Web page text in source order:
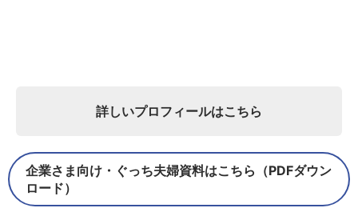
詳しいプロフィールはこちら
企業さま向け・ぐっち夫婦資料はこちら（PDFダウン
ロード）